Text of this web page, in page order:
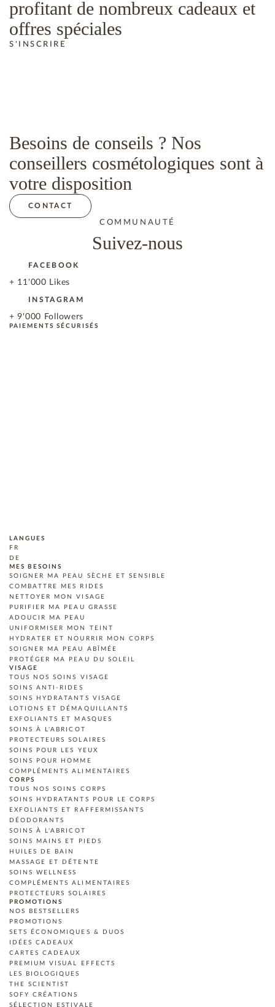
profitant de nombreux cadeaux et
offres spéciales
S'INSCRIRE
Besoins de conseils ? Nos
conseillers cosmétologiques sont à
votre disposition
CONTACT
COMMUNAUTÉ
Suivez-nous
FACEBOOK
+ 11'000 Likes
INSTAGRAM
+ 9'000 Followers
PAIEMENTS SÉCURISÉS
LANGUES
FR
DE
MES BESOINS
SOIGNER MA PEAU SÈCHE ET SENSIBLE
COMBATTRE MES RIDES
NETTOYER MON VISAGE
PURIFIER MA PEAU GRASSE
ADOUCIR MA PEAU
UNIFORMISER MON TEINT
HYDRATER ET NOURRIR MON CORPS
SOIGNER MA PEAU ABÎMÉE
PROTÉGER MA PEAU DU SOLEIL
VISAGE
TOUS NOS SOINS VISAGE
SOINS ANTI-RIDES
SOINS HYDRATANTS VISAGE
LOTIONS ET DÉMAQUILLANTS
EXFOLIANTS ET MASQUES
SOINS À L'ABRICOT
PROTECTEURS SOLAIRES
SOINS POUR LES YEUX
SOINS POUR HOMME
COMPLÉMENTS ALIMENTAIRES
CORPS
TOUS NOS SOINS CORPS
SOINS HYDRATANTS POUR LE CORPS
EXFOLIANTS ET RAFFERMISSANTS
DÉODORANTS
SOINS À L'ABRICOT
SOINS MAINS ET PIEDS
HUILES DE BAIN
MASSAGE ET DÉTENTE
SOINS WELLNESS
COMPLÉMENTS ALIMENTAIRES
PROTECTEURS SOLAIRES
PROMOTIONS
NOS BESTSELLERS
PROMOTIONS
SETS ÉCONOMIQUES & DUOS
IDÉES CADEAUX
CARTES CADEAUX
PREMIUM VISUAL EFFECTS
LES BIOLOGIQUES
THE SCIENTIST
SOFY CRÉATIONS
SÉLECTION ESTIVALE